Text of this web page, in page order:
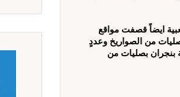
ايضاً قصفت مواقع
من الصواريخ وعددٍ
بنجران بصليات من